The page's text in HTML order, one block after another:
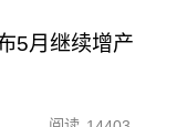
5月继续增产